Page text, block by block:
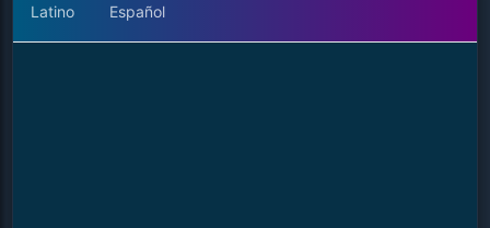
Latino Español